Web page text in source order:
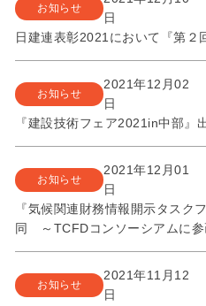
お知らせ
日
日建連表彰2021において『第２
お知らせ
2021年12月02
日
『建設技術フェア2021in中部』
お知らせ
2021年12月01
日
『気候関連財務情報開示タスク
同 ～TCFDコンソーシアムに参
お知らせ
2021年11月12
日